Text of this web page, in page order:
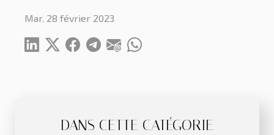
DANS CETTE CATÉGORIE
Mar. 28 février 2023